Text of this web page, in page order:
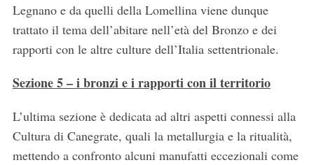
Legnano e da quelli della Lomellina viene dunque
trattato il tema dell’abitare nell’età del Bronzo e dei
rapporti con le altre culture dell’Italia settentrionale.
Sezione 5 – i bronzi e i rapporti con il territorio
L’ultima sezione è dedicata ad altri aspetti connessi alla
Cultura di Canegrate, quali la metallurgia e la ritualità,
mettendo a confronto alcuni manufatti eccezionali come